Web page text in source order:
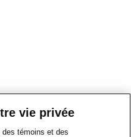
vie privée
témoins et des